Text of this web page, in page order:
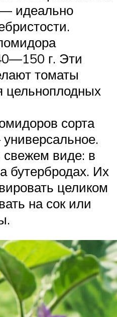
идеально
г. Эти
томаты
сорта
виде: в
бутербродах. Их
целиком
на сок или